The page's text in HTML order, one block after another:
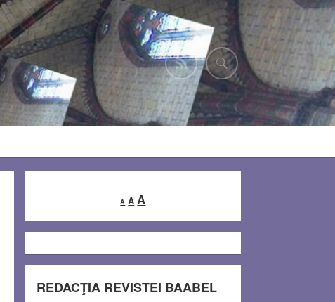
A
Decrease
font
A Reset
AIncrease
font
REDACŢIA REVISTEI BAABEL